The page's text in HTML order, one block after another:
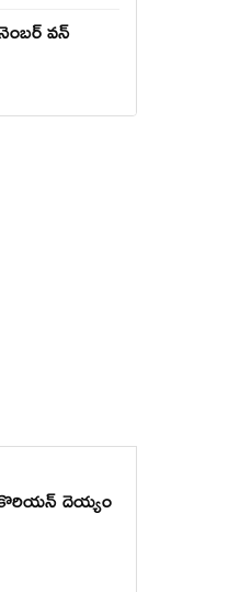
వన్
కొరియన్ దెయ్యం